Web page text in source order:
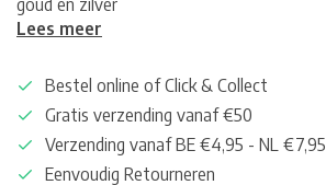
goud en zilver
Lees meer
Bestel online of Click & Collect
Gratis verzending vanaf €50
Verzending vanaf BE €4,95 - NL €7,95
Eenvoudig Retourneren